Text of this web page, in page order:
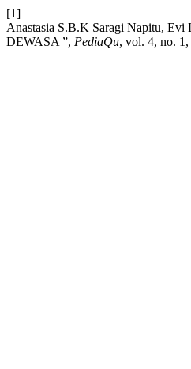
[1]
Anastasia S.B.K Saragi Napitu,
DEWASA ”, PediaQu, vol. 4, no.